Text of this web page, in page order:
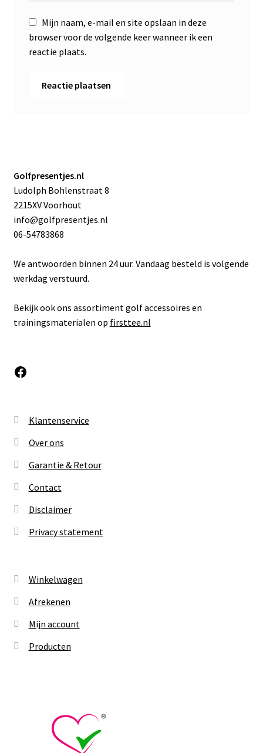
Mijn naam, e-mail en site opslaan in deze
browser voor de volgende keer wanneer ik een
reactie plaats.
Golfpresentjes.nl
Ludolph Bohlenstraat 8
2215XV Voorhout
info@golfpresentjes.nl
06-54783868
We antwoorden binnen 24 uur. Vandaag besteld is volgende
werkdag verstuurd.
Bekijk ook ons assortiment golf accessoires en
trainingsmaterialen op firsttee.nl
Facebook
Klantenservice
Over ons
Garantie & Retour
Contact
Disclaimer
Privacy statement
Winkelwagen
Afrekenen
Mijn account
Producten